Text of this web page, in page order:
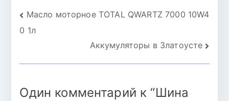
Навигация
по
записям
Масло моторное TOTAL QWARTZ 7000 10W4
0 1л
Аккумуляторы в Златоусте
Один комментарий к “Шина